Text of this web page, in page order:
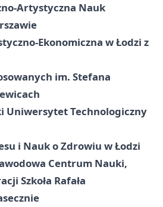
Nauk
w Łodzi z
im. Stefana
Uniwersytet Technologiczny
i Nauk o Zdrowiu w Łodzi
Centrum Nauki,
Szkoła Rafała